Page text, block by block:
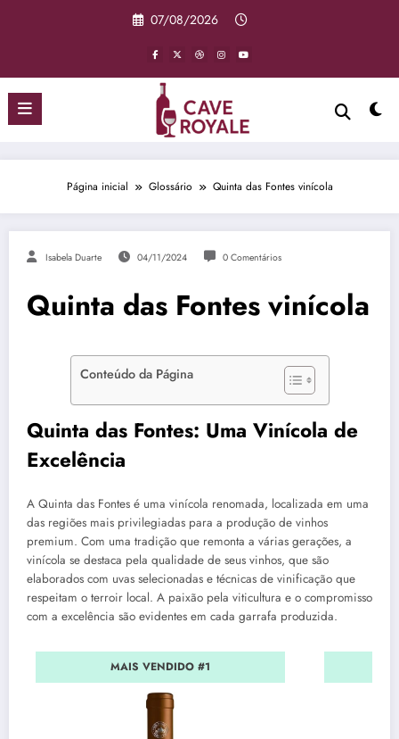
07/08/2026
Página inicial Glossário Quinta das Fontes vinícola
Isabela Duarte 04/11/2024 0 Comentários
Quinta das Fontes vinícola
Conteúdo da Página
Quinta das Fontes: Uma Vinícola de
Excelência
A Quinta das Fontes é uma vinícola renomada, localizada em uma
das regiões mais privilegiadas para a produção de vinhos
premium. Com uma tradição que remonta a várias gerações, a
vinícola se destaca pela qualidade de seus vinhos, que são
elaborados com uvas selecionadas e técnicas de vinificação que
respeitam o terroir local. A paixão pela viticultura e o compromisso
com a excelência são evidentes em cada garrafa produzida.
MAIS VENDIDO #1